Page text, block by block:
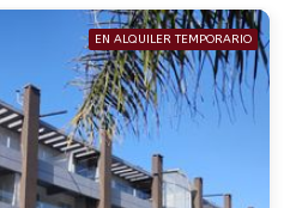
EN ALQUILER TEMPORARIO